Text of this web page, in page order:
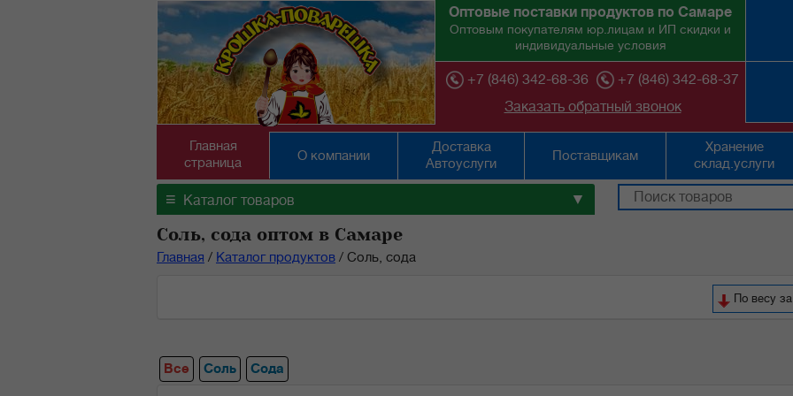
Оптовые поставки продуктов по Самаре
Оптовым покупателям юр.лицам и ИП скидки и
индивидуальные условия
+7 (846) 342-68-36
+7 (846) 342-68-37
Заказать обратный звонок
Главная
страница
О компании
Доставка
Автоуслуги
Поставщикам
Хранение
склад.услуги
≡ Каталог товаров ▼
Соль, сода оптом в Самаре
Главная / Каталог продуктов / Соль, сода
По весу
Все Соль Сода